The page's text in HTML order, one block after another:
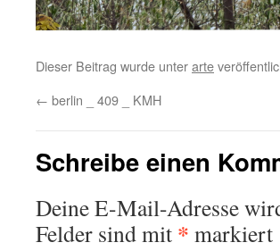
Dieser Beitrag wurde unterarte
← berlin _ 409 _ KMH
Schreibe einen
Deine E-Mail-Adresse
Felder sind mit * markiert